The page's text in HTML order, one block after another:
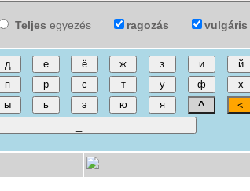
Teljes egyezés ragozás vulgáris